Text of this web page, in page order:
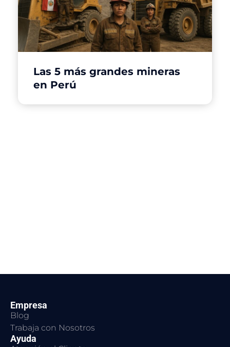
Las 5 más grandes mineras
en Perú
Empresa
Blog
Trabaja con Nosotros
Ayuda